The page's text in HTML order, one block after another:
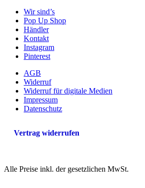
Wir sind’s
Pop Up Shop
Händler
Kontakt
Instagram
Pinterest
AGB
Widerruf
Widerruf für digitale Medien
Impressum
Datenschutz
Vertrag widerrufen
Alle Preise inkl. der gesetzlichen MwSt.